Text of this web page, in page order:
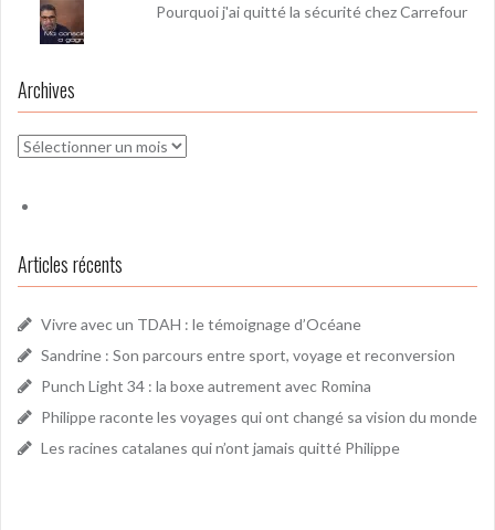
Pourquoi j'ai quitté la sécurité chez Carrefour
Archives
Archives
Articles récents
Vivre avec un TDAH : le témoignage d’Océane
Sandrine : Son parcours entre sport, voyage et reconversion
Punch Light 34 : la boxe autrement avec Romina
Philippe raconte les voyages qui ont changé sa vision du monde
Les racines catalanes qui n’ont jamais quitté Philippe